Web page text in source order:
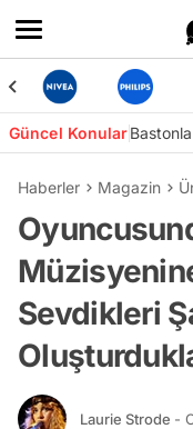
Güncel Konular
Haberler Magazin
Sevdikleri
Laurie Strode -